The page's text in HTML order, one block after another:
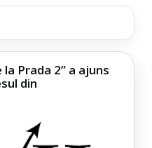
Prada 2” a ajuns
din